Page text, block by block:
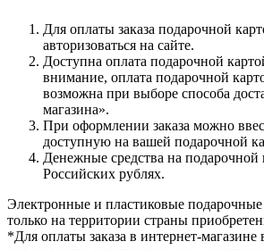
Для оплаты заказа подарочной
авторизоваться на сайте.
Доступна оплата подарочной
внимание, оплата подарочной
возможна при выборе способа
магазина».
При оформлении заказа можно
доступную на вашей подарочной
Денежные средства на подарочной
Российских рублях.
Электронные и пластиковые
только на территории страны
*Для оплаты заказа в интернет-